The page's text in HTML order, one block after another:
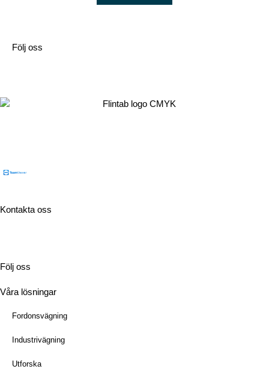
Följ oss
Kontakta oss
Följ oss
Våra lösningar
Fordonsvägning
Industrivägning
Utforska